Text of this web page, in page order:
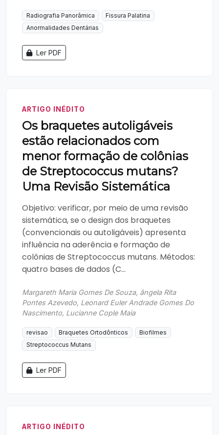
Radiografia Panorâmica
Fissura Palatina
Anormalidades Dentárias
Ler PDF
ARTIGO INÉDITO
Os braquetes autoligáveis
estão relacionados com
menor formação de colônias
de Streptococcus mutans?
Uma Revisão Sistemática
Objetivo: verificar, por meio de uma revisão
sistemática, se o design dos braquetes
(convencionais ou autoligáveis) apresenta
influência na aderência e formação de
colônias de Streptococcus mutans. Métodos:
quatro bases de dados (C...
Margareth Maria Gomes De Souza, ângela Rita
Pontes Azevedo, Leonard Euler Andrade Gomes Do
Nascimento, Lucianne Cople Maia
revisao Braquetes Ortodônticos
Biofilmes
Streptococcus Mutans
Ler PDF
ARTIGO INÉDITO